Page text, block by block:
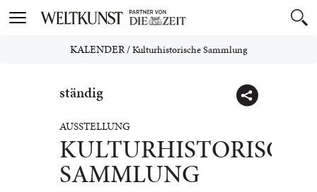
Toggle
KALENDER/Kulturhistorische Sammlung
ständig
AUSSTELLUNG
KULTURHISTORISCHE
SAMMLUNG